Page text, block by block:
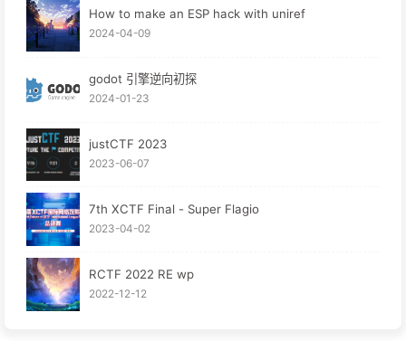
How to make an ESP hack with uniref
2024-04-09
godot 引擎逆向初探
2024-01-23
justCTF 2023
2023-06-07
7th XCTF Final - Super Flagio
2023-04-02
RCTF 2022 RE wp
2022-12-12